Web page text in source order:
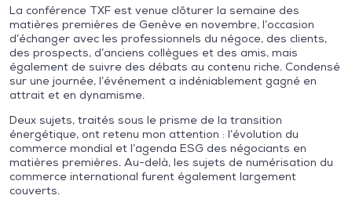
La conférence TXF est venue clôturer la semaine des
matières premières de Genève en novembre, l’occasion
d’échanger avec les professionnels du négoce, des clients,
des prospects, d’anciens collègues et des amis, mais
également de suivre des débats au contenu riche. Condensé
sur une journée, l’événement a indéniablement gagné en
attrait et en dynamisme.
Deux sujets, traités sous le prisme de la transition
énergétique, ont retenu mon attention : l’évolution du
commerce mondial et l’agenda ESG des négociants en
matières premières. Au-delà, les sujets de numérisation du
commerce international furent également largement
couverts.